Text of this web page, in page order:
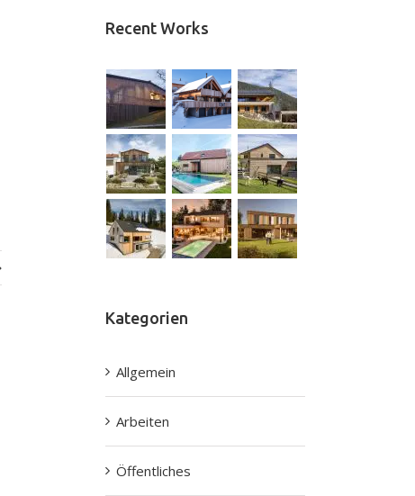
Recent Works
Kategorien
Allgemein
Arbeiten
Öffentliches